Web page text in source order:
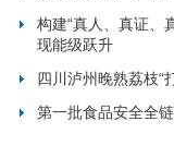
构建“真人、真证、
现能级跃升
四川泸州晚熟荔枝“
第一批食品安全全